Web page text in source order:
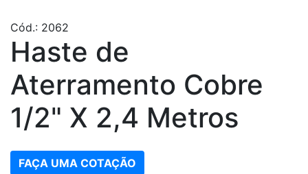
Cód.: 2062
Haste de
Aterramento Cobre
1/2" X 2,4 Metros
FAÇA UMA COTAÇÃO